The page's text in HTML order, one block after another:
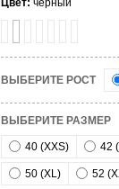
Цвет: черный
ВЫБЕРИТЕ РОСТ
ВЫБЕРИТЕ РАЗМЕР
40 (XXS) 42
50 (XL) 52